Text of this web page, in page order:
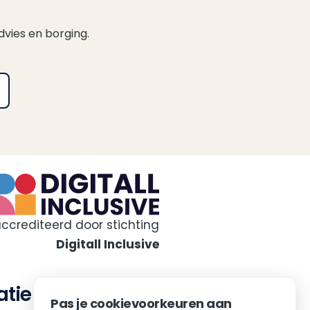
Pas je cookievoorkeuren aan
en borging.
door stichting
Digitall Inclusive
Contact